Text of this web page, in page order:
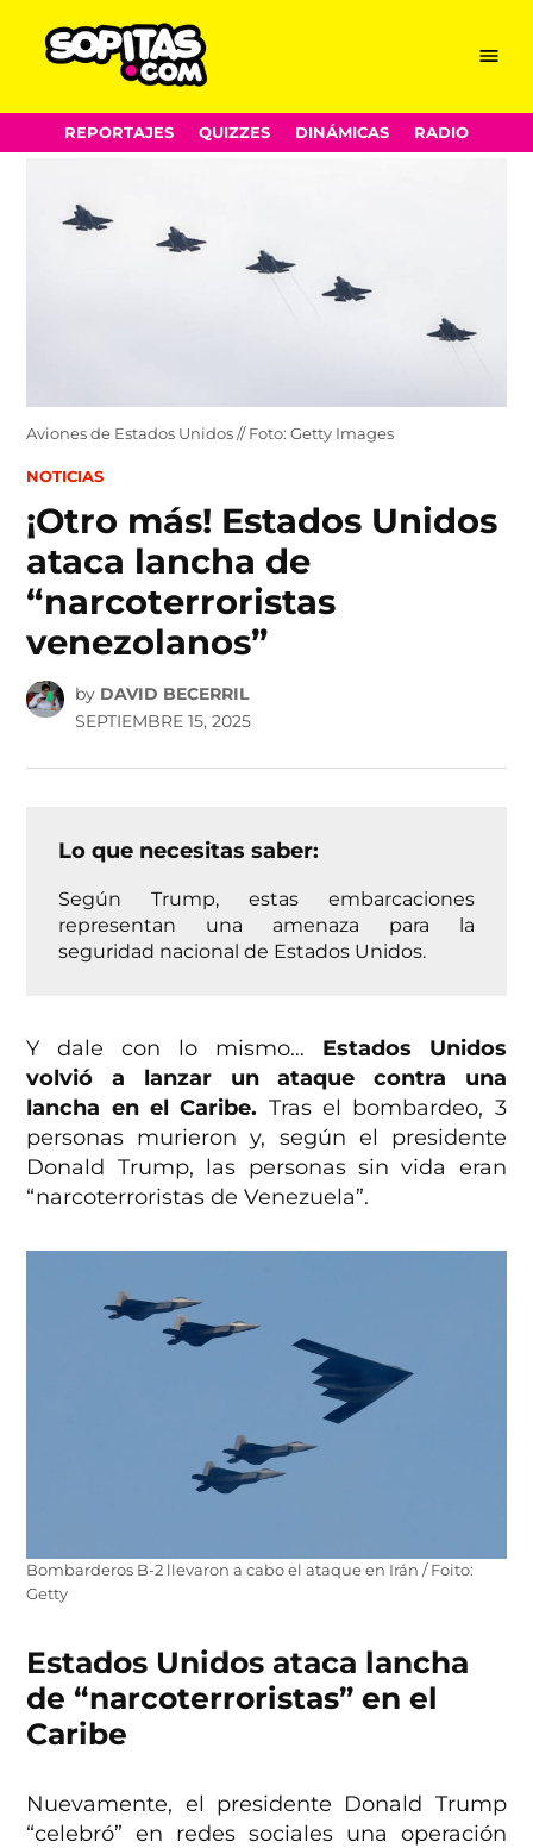
Skip
to
Menu
REPORTAJES QUIZZES DINÁMICAS RADIO
Aviones de Estados Unidos // Foto: Getty Images
POSTED
NOTICIAS
¡Otro más! Estados Unidos
ataca lancha de
“narcoterroristas
venezolanos”
by DAVID BECERRIL
SEPTIEMBRE 15, 2025
Lo que necesitas saber:
Según Trump, estas embarcaciones
representan una amenaza para la
seguridad nacional de Estados Unidos.
Y dale con lo mismo… Estados Unidos
volvió a lanzar un ataque contra una
lancha en el Caribe. Tras el bombardeo, 3
personas murieron y, según el presidente
Donald Trump, las personas sin vida eran
“narcoterroristas de Venezuela”.
Bombarderos B-2 llevaron a cabo el ataque en Irán / Foito:
Getty
Estados Unidos ataca lancha
de “narcoterroristas” en el
Caribe
Nuevamente, el presidente Donald Trump
“celebró” en redes sociales una operación